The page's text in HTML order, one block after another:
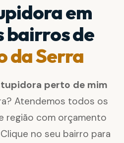
em
bairros de
da Serra
perto de mim
Atendemos todos os
região com orçamento
no seu bairro para